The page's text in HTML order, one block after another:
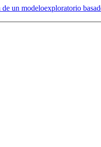
un modeloexploratorio